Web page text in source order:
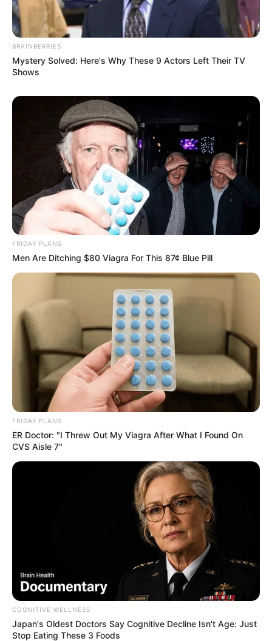
BRAINBERRIES
Mystery Solved: Here's Why These 9 Actors Left Their TV
Shows
FRIDAY PLANS
Men Are Ditching $80 Viagra For This 87¢ Blue Pill
FRIDAY PLANS
ER Doctor: "I Threw Out My Viagra After What I Found On
CVS Aisle 7"
COGNITIVE WELLNESS
Japan's Oldest Doctors Say Cognitive Decline Isn't Age: Just
Stop Eating These 3 Foods